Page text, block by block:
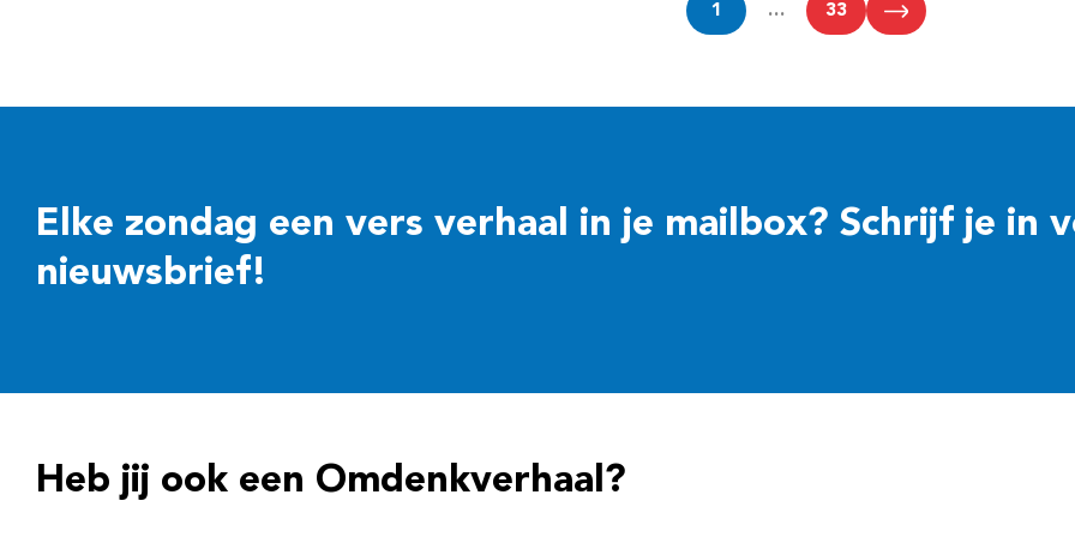
1 … 33
Elke zondag een vers verhaal in je mailbox? Schrijf je in
nieuwsbrief!
Heb jij ook een Omdenkverhaal?